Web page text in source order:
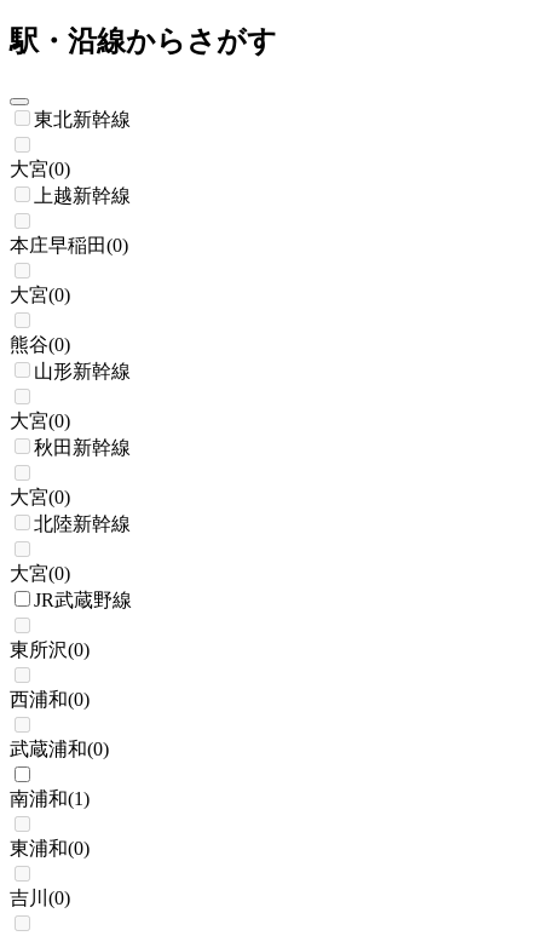
駅・沿線からさがす
東北新幹線
大宮(0)
上越新幹線
本庄早稲田(0)
大宮(0)
熊谷(0)
山形新幹線
大宮(0)
秋田新幹線
大宮(0)
北陸新幹線
大宮(0)
JR武蔵野線
東所沢(0)
西浦和(0)
武蔵浦和(0)
南浦和(1)
東浦和(0)
吉川 (0)